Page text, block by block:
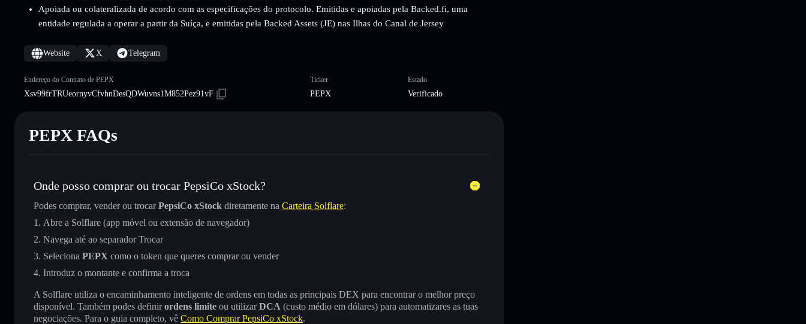
Apoiada ou colateralizada de acordo com as especificações do protocolo. Emitidas e apoiadas pela Backed.fi, uma
entidade regulada a operar a partir da Suíça, e emitidas pela Backed Assets (JE) nas Ilhas do Canal de Jersey
Website X Telegram
Endereço do Contrato de PEPX
Xsv99frTRUeornyvCfvhnDesQDWuvns1M852Pez91vF
Ticker
PEPX
Estado
Verificado
PEPX FAQs
Onde posso comprar ou trocar PepsiCo xStock?
Podes comprar, vender ou trocarPepsiCo xStock diretamente na Carteira Solflare:
Abre a Solflare (app móvel ou extensão de navegador)
Navega até ao separador Trocar
Seleciona PEPX como o token que queres comprar ou vender
Introduz o montante e confirma a troca
A Solflare utiliza o encaminhamento inteligente de ordens em todas as principais DEX para encontrar o melhor preço
disponível. Também podes definirordens limite ou utilizarDCA (custo médio em dólares) para automatizares as tuas
negociações. Para o guia completo, vê Como Comprar PepsiCo xStock.